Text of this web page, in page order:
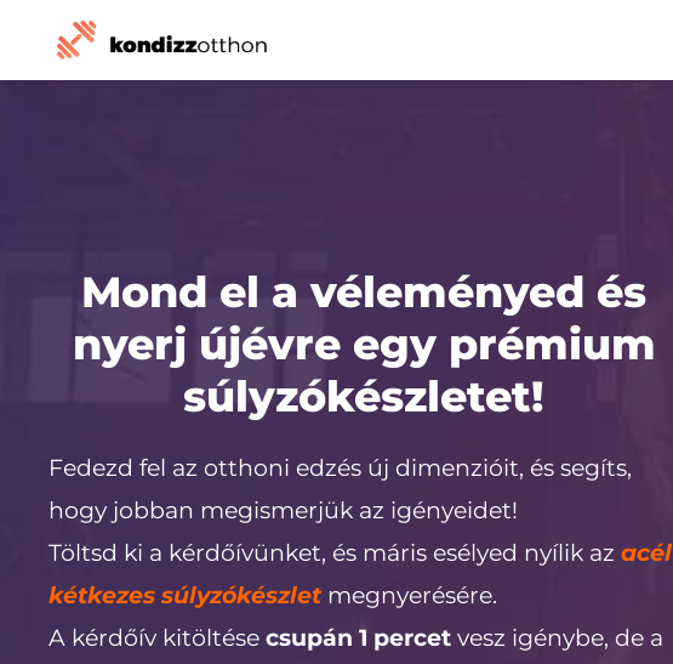
Mond el a véleményed és
nyerj újévre egy prémium
súlyzókészletet!
Fedezd fel az otthoni edzés új dimenzióit, és segíts,
hogy jobban megismerjük az igényeidet!
Töltsd ki a kérdőívünket, és máris esélyed nyílik az acél
kétkezes súlyzókészlet megnyerésére.
A kérdőív kitöltése csupán 1 percet vesz igénybe, de a